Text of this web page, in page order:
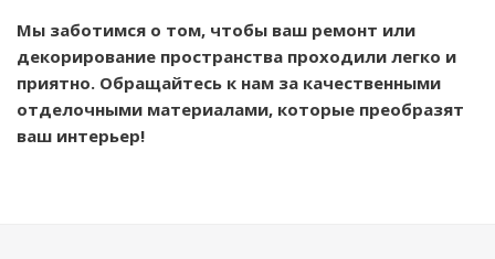
Мы заботимся о том, чтобы ваш ремонт или
декорирование пространства проходили легко и
приятно. Обращайтесь к нам за качественными
отделочными материалами, которые преобразят
ваш интерьер!